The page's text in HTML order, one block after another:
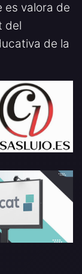
es valora de
del
de la